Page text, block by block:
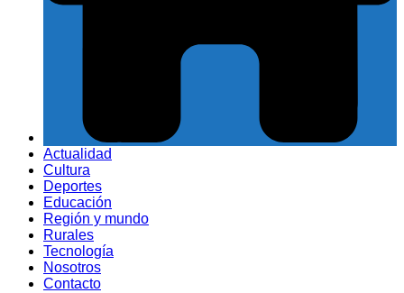
Actualidad
Cultura
Deportes
Educación
Región y mundo
Rurales
Tecnología
Nosotros
Contacto